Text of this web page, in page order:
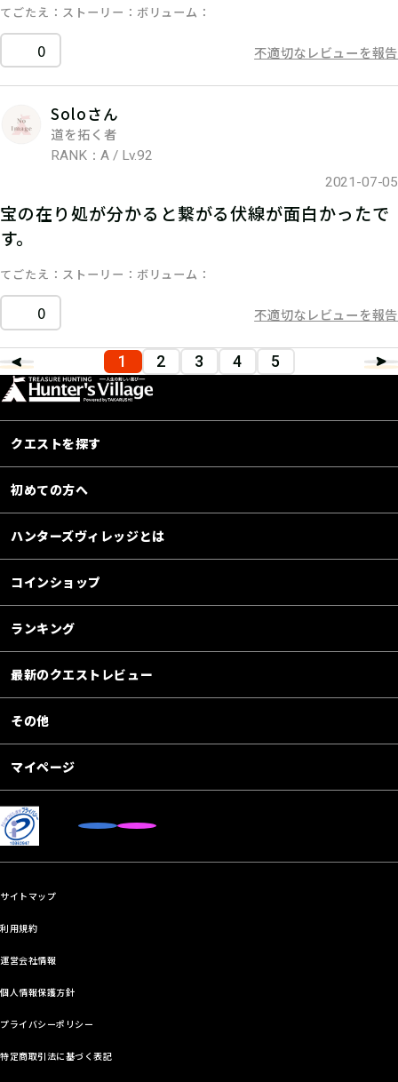
てごたえ ストーリー ボリューム
0 不適切なレビューを報告
Soloさん
道を拓く者
RANK：A / Lv.92
2021-07-05
宝の在り処が分かると繋がる伏線が面白かったで
す。
てごたえ ストーリー ボリューム
0 不適切なレビューを報告
1 2 3 4 5
クエストを探す
初めての方へ
ハンターズヴィレッジとは
コインショップ
ランキング
最新のクエストレビュー
その他
マイページ
サイトマップ
利用規約
運営会社情報
個人情報保護方針
プライバシーポリシー
特定商取引法に基づく表記